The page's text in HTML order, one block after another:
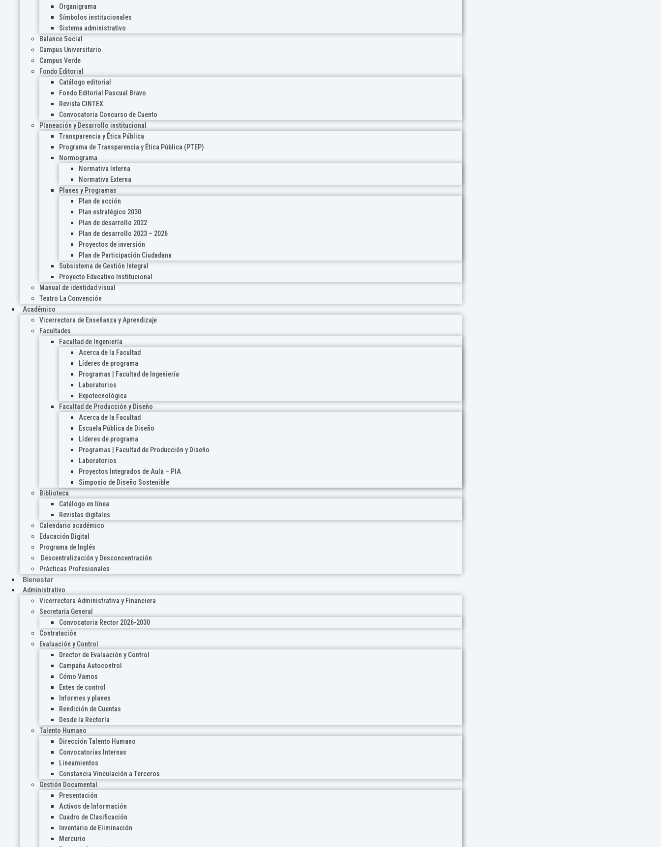
Organigrama
Símbolos institucionales
Sistema administrativo
Balance Social
Campus Universitario
Campus Verde
Fondo Editorial
Catálogo editorial
Fondo Editorial Pascual Bravo
Revista CINTEX
Convocatoria Concurso de Cuento
Planeación y Desarrollo institucional
Transparencia y Ética Pública
Programa de Transparencia y Ética Pública (PTEP)
Normograma
Normativa Interna
Normativa Externa
Planes y Programas
Plan de acción
Plan estratégico 2030
Plan de desarrollo 2022
Plan de desarrollo 2023 – 2026
Proyectos de inversión
Plan de Participación Ciudadana
Subsistema de Gestión Integral
Proyecto Educativo Institucional
Manual de identidad visual
Teatro La Convención
Académico
Vicerrectora de Enseñanza y Aprendizaje
Facultades
Facultad de Ingeniería
Acerca de la Facultad
Líderes de programa
Programas | Facultad de Ingeniería
Laboratorios
Expotecnológica
Facultad de Producción y Diseño
Acerca de la Facultad
Escuela Pública de Diseño
Líderes de programa
Programas | Facultad de Producción y Diseño
Laboratorios
Proyectos Integrados de Aula – PIA
Simposio de Diseño Sostenible
Biblioteca
Catálogo en línea
Revistas digitales
Calendario académico
Educación Digital
Programa de Inglés
Descentralización y Desconcentración
Prácticas Profesionales
Bienestar
Administrativo
Vicerrectora Administrativa y Financiera
Secretaría General
Convocatoria Rector 2026-2030
Contratación
Evaluación y Control
Drector de Evaluación y Control
Campaña Autocontrol
Cómo Vamos
Entes de control
Informes y planes
Rendición de Cuentas
Desde la Rectoría
Talento Humano
Dirección Talento Humano
Convocatorias Internas
Lineamientos
Constancia Vinculación a Terceros
Gestión Documental
Presentación
Activos de Información
Cuadro de Clasificación
Inventario de Eliminación
Mercurio